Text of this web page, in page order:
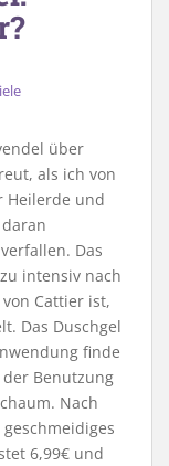
über
als ich von
Heilerde und
Das
intensiv nach
Cattier ist,
Das Duschgel
finde
Benutzung
Nach
6,99€ und